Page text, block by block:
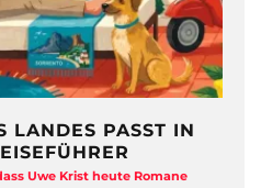
LANDES PASST IN
Uwe Krist heute Romane